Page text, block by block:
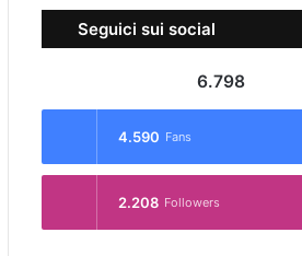
Seguici sui social
6.798
4.590 Fans
2.208 Followers